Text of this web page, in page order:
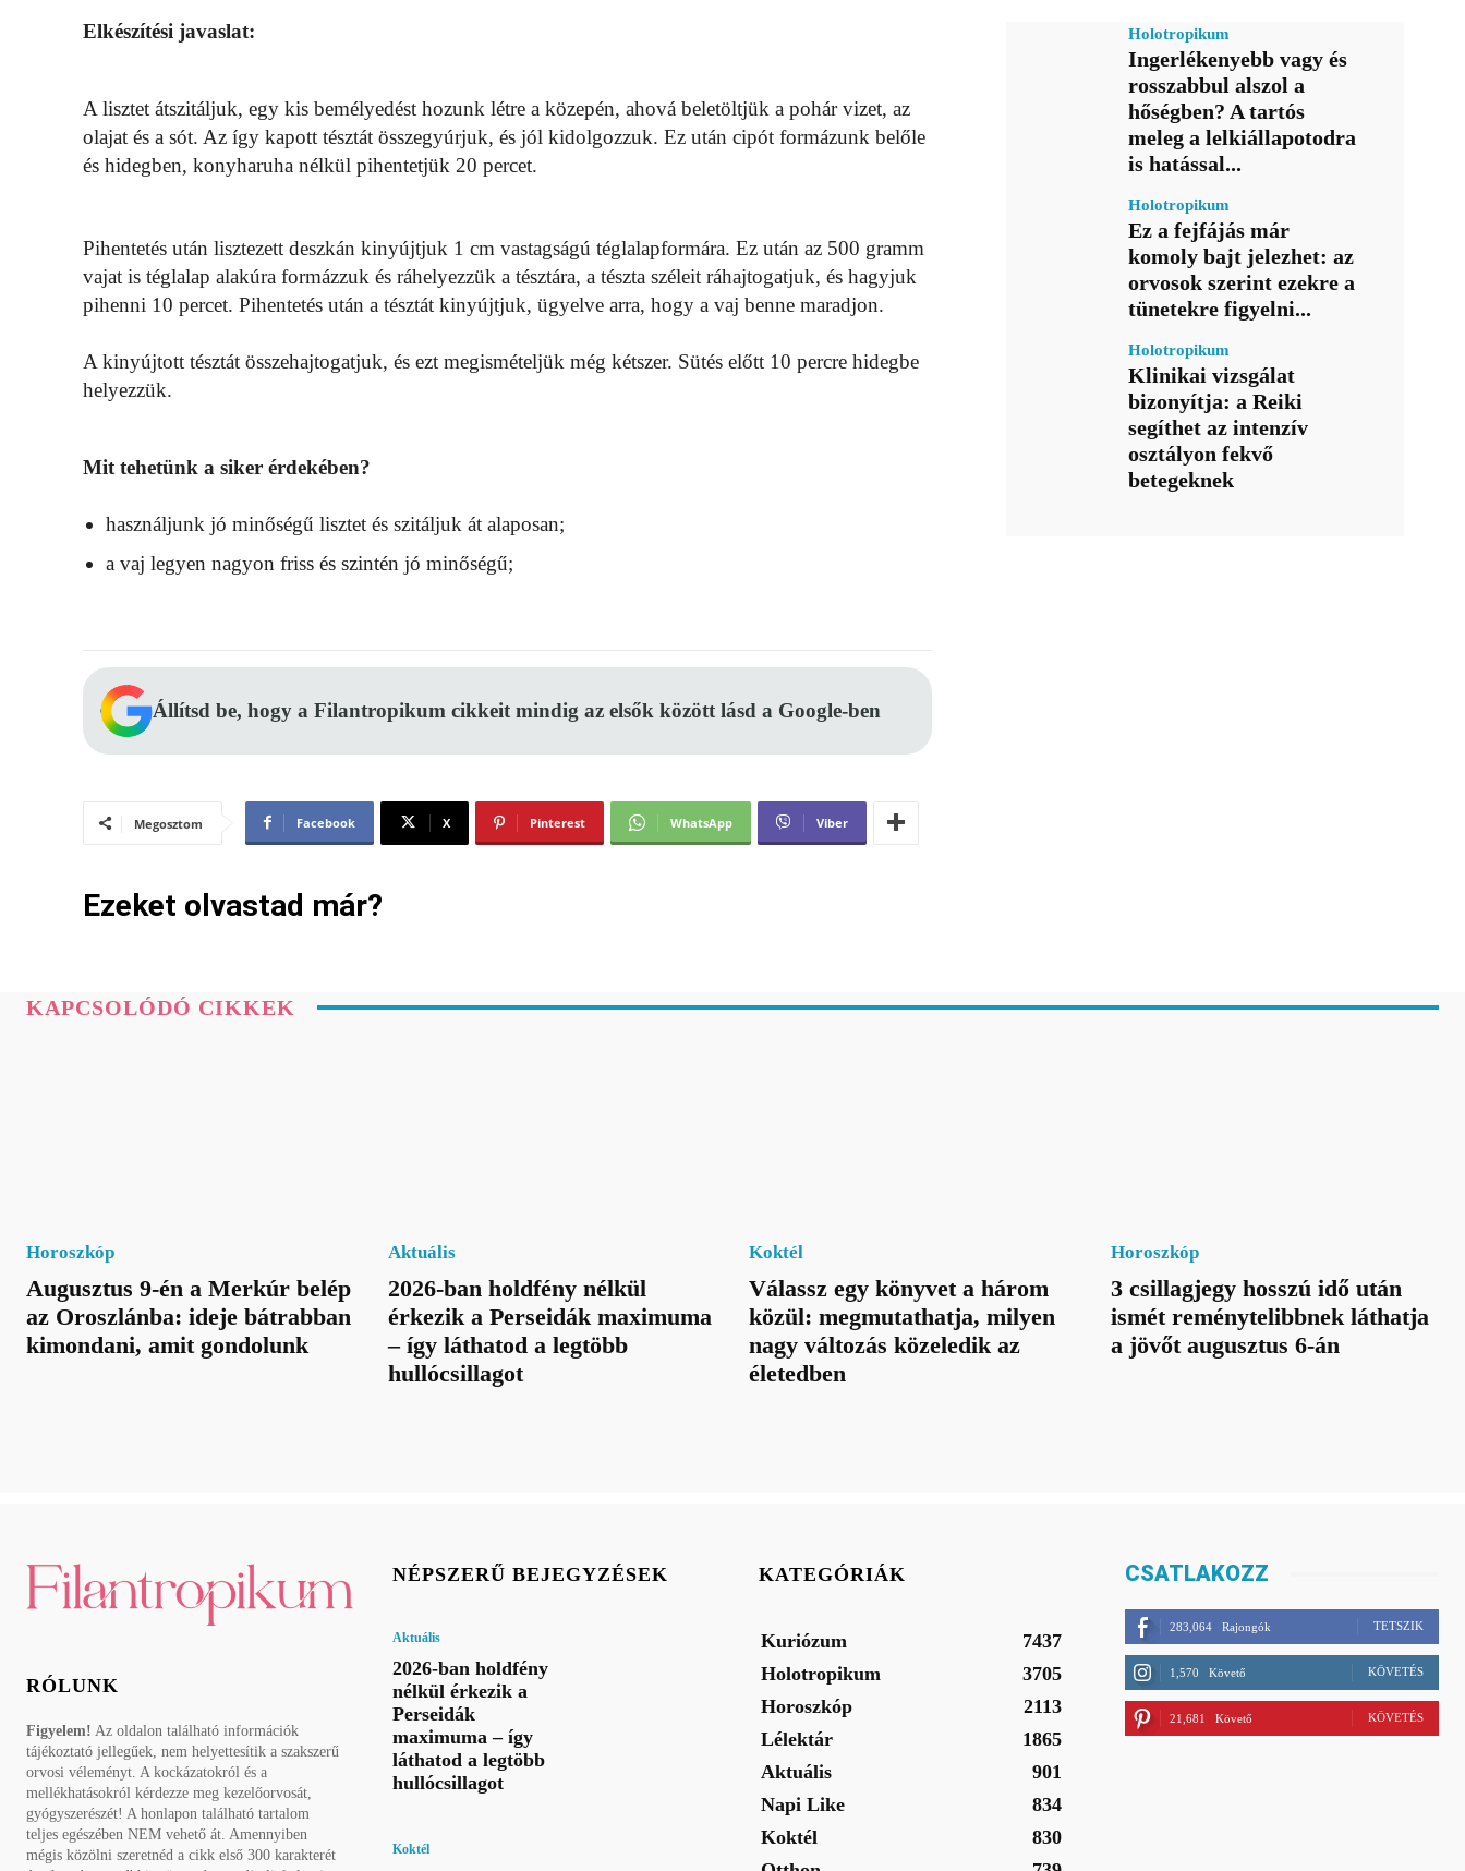
Elkészítési javaslat:
A lisztet átszitáljuk, egy kis bemélyedést hozunk létre a közepén, ahová beletöltjük a pohár vizet, az
olajat és a sót. Az így kapott tésztát összegyúrjuk, és jól kidolgozzuk. Ez után cipót formázunk belőle
és hidegben, konyharuha nélkül pihentetjük 20 percet.
Pihentetés után lisztezett deszkán kinyújtjuk 1 cm vastagságú téglalapformára. Ez után az 500 gramm
vajat is téglalap alakúra formázzuk és ráhelyezzük a tésztára, a tészta széleit ráhajtogatjuk, és hagyjuk
pihenni 10 percet. Pihentetés után a tésztát kinyújtjuk, ügyelve arra, hogy a vaj benne maradjon.
A kinyújtott tésztát összehajtogatjuk, és ezt megismételjük még kétszer. Sütés előtt 10 percre hidegbe
helyezzük.
Mit tehetünk a siker érdekében?
használjunk jó minőségű lisztet és szitáljuk át alaposan;
a vaj legyen nagyon friss és szintén jó minőségű;
Állítsd be, hogy a Filantropikum cikkeit mindig az elsők között lásd a Google-ben
Megosztom Facebook X Pinterest WhatsApp Viber
Ezeket olvastad már?
Holotropikum
Ingerlékenyebb vagy és
rosszabbul alszol a
hőségben? A tartós
meleg a lelkiállapotodra
is hatással...
Holotropikum
Ez a fejfájás már
komoly bajt jelezhet: az
orvosok szerint ezekre a
tünetekre figyelni...
Holotropikum
Klinikai vizsgálat
bizonyítja: a Reiki
segíthet az intenzív
osztályon fekvő
betegeknek
KAPCSOLÓDÓ CIKKEK
Horoszkóp
Augusztus 9-én a Merkúr belép
az Oroszlánba: ideje bátrabban
kimondani, amit gondolunk
Aktuális
2026-ban holdfény nélkül
érkezik a Perseidák maximuma
– így láthatod a legtöbb
hullócsillagot
Koktél
Válassz egy könyvet a három
közül: megmutathatja, milyen
nagy változás közeledik az
életedben
Horoszkóp
3 csillagjegy hosszú idő után
ismét reménytelibbnek láthatja
a jövőt augusztus 6-án
RÓLUNK
Figyelem! Az oldalon található információk
tájékoztató jellegűek, nem helyettesítik a szakszerű
orvosi véleményt. A kockázatokról és a
mellékhatásokról kérdezze meg kezelőorvosát,
gyógyszerészét! A honlapon található tartalom
teljes egészében NEM vehető át. Amennyiben
mégis közölni szeretnéd a cikk első 300 karakterét
NÉPSZERŰ BEJEGYZÉSEK
Aktuális
2026-ban holdfény
nélkül érkezik a
Perseidák
maximuma – így
láthatod a legtöbb
hullócsillagot
Koktél
KATEGÓRIÁK
Kuriózum
7437
Holotropikum
3705
Horoszkóp
2113
Lélektár
1865
Aktuális
901
Napi Like
834
Koktél
830
CSATLAKOZZ
283,064 Rajongók TETSZIK
1,570 Követő KÖVETÉS
21,681 Követő KÖVETÉS